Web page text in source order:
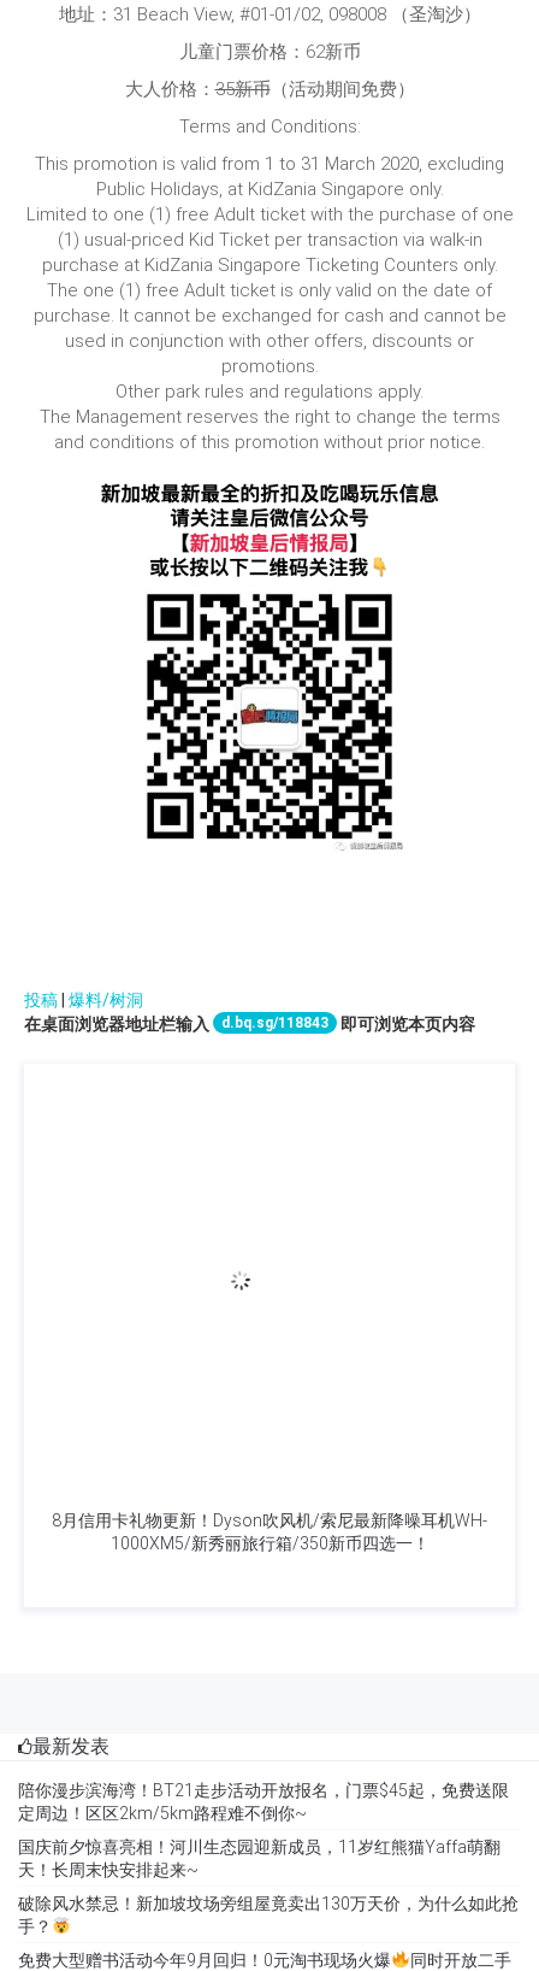
地址：31 Beach View, #01-01/02, 098008 （圣淘沙）
儿童门票价格：62新币
大人价格：35新币（活动期间免费）
Terms and Conditions:
This promotion is valid from 1 to 31 March 2020, excluding
Public Holidays, at KidZania Singapore only.
Limited to one (1) free Adult ticket with the purchase of one
(1) usual-priced Kid Ticket per transaction via walk-in
purchase at KidZania Singapore Ticketing Counters only.
The one (1) free Adult ticket is only valid on the date of
purchase. It cannot be exchanged for cash and cannot be
used in conjunction with other offers, discounts or
promotions.
Other park rules and regulations apply.
The Management reserves the right to change the terms
and conditions of this promotion without prior notice.
投稿| 爆料/树洞
在桌面浏览器地址栏输入
d.bq.sg/118843 即可浏览本页内容
8月信用卡礼物更新！Dyson吹风机/索尼最新降噪耳机WH-
1000XM5/新秀丽旅行箱/350新币四选一！
最新发表
陪你漫步滨海湾！BT21走步活动开放报名，门票$45起，免费送限
定周边！区区2km/5km路程难不倒你~
国庆前夕惊喜亮相！河川生态园迎新成员，11岁红熊猫Yaffa萌翻
天！长周末快安排起来~
破除风水禁忌！新加坡坟场旁组屋竟卖出130万天价，为什么如此抢
手？
免费大型赠书活动今年9月回归！0元淘书现场火爆
同时开放二手